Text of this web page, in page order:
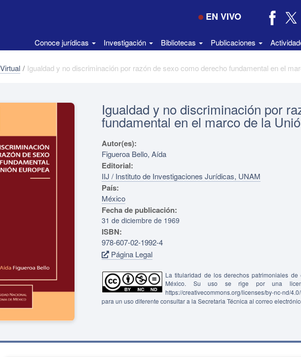
EN VIVO
Conoce jurídicas Investigación Bibliotecas Publicaciones
/
Igualdad y no discriminación por
fundamental en el marco de la
Autor(es):
Figueroa Bello, Aída
Editorial:
IIJ / Instituto de Investigaciones Jurídicas, UNAM
País:
México
Fecha de publicación:
31 de diciembre de 1969
ISBN:
978-607-02-1992-4
Página Legal
La titularidad de los derechos patrimoniales
México. Su uso se rige por una
https://creativecommons.org/licenses/by-nc-nd/
para un uso diferente consultar a la Secretaria Técnica al correo